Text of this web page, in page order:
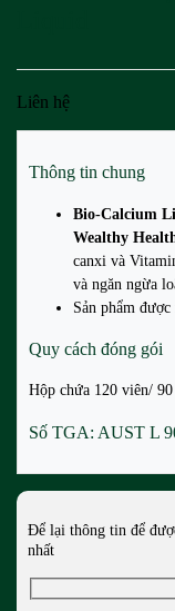
Liên hệ
Thông tin chung
Bio-Calcium
Wealthy
canxi và
và ngăn ngừa
Sản phẩm
Quy cách đóng gói
Hộp chứa 120 viên/
Số TGA: AUST L
Để lại thông tin để
nhất